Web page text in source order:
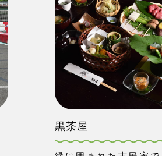
黒茶屋